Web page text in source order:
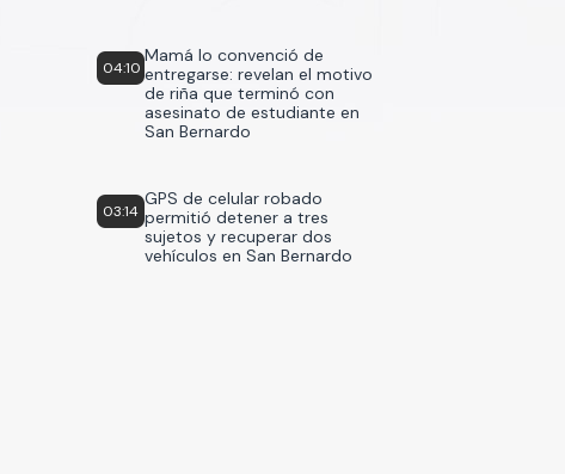
04:10
Mamá lo convenció de
entregarse: revelan el motivo
de riña que terminó con
asesinato de estudiante en
San Bernardo
03:14
GPS de celular robado
permitió detener a tres
sujetos y recuperar dos
vehículos en San Bernardo